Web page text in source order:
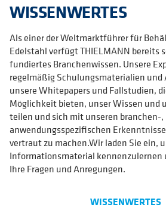
WISSENWERTES
Als einer der Weltmarktführer für
Edelstahl verfügt THIELMANN bereits
fundiertes Branchenwissen. Unsere
regelmäßig Schulungsmaterialien und
unsere Whitepapers und Fallstudien,
Möglichkeit bieten, unser Wissen und
teilen und sich mit unseren branchen-
anwendungsspezifischen
vertraut zu machen.Wir laden Sie ein,
Informationsmaterial kennenzulernen
Ihre Fragen und Anregungen.
WISSENWERTES